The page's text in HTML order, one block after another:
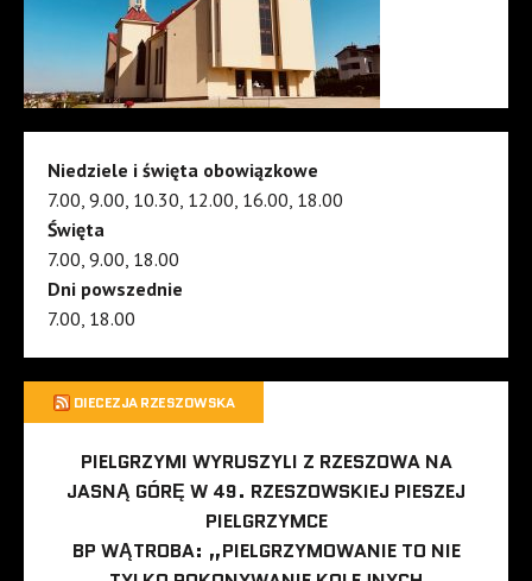
Niedziele i święta obowiązkowe
7.00, 9.00, 10.30, 12.00, 16.00, 18.00
Święta
7.00, 9.00, 18.00
Dni powszednie
7.00, 18.00
DIECEZJA RZESZOWSKA
PIELGRZYMI WYRUSZYLI Z RZESZOWA NA
JASNĄ GÓRĘ W 49. RZESZOWSKIEJ PIESZEJ
PIELGRZYMCE
BP WĄTROBA: „PIELGRZYMOWANIE TO NIE